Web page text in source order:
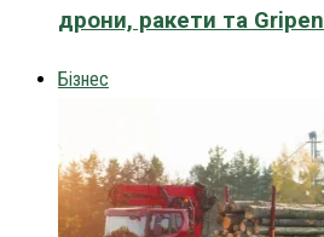
дрони, ракети та Gripen
Бізнес